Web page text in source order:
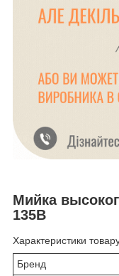
Мийка
135B
Характеристики
Бренд